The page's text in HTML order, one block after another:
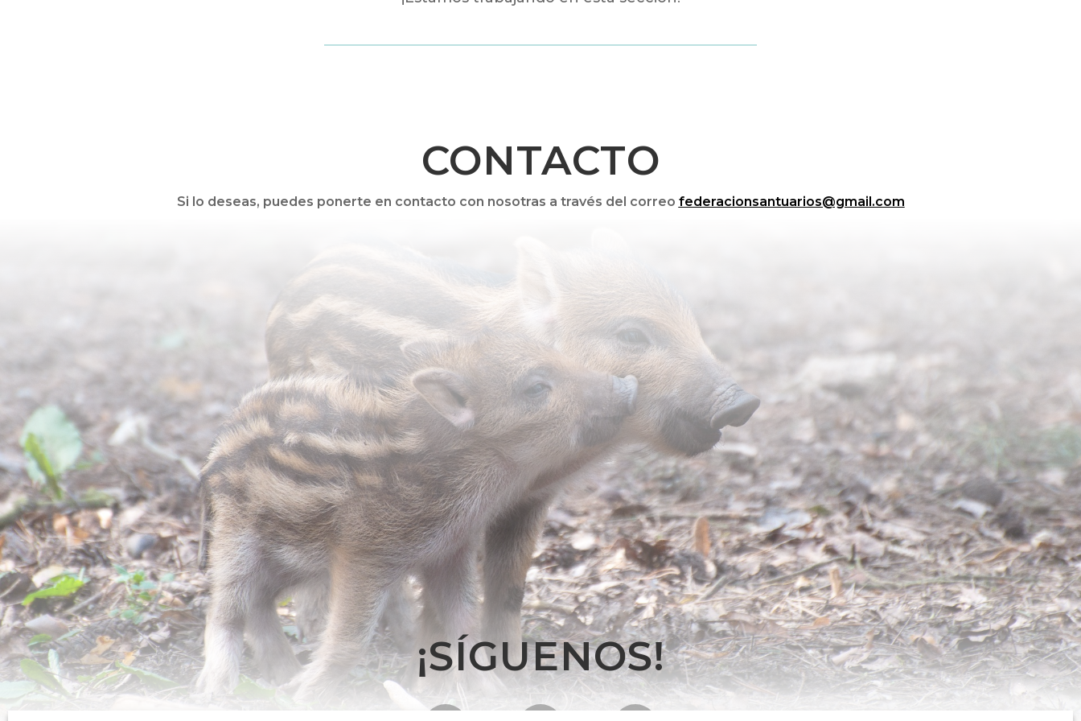
CONTACTO
Si lo deseas, puedes ponerte en contacto con nosotras a través del correo federacionsantuarios@gmail.com
¡SÍGUENOS!